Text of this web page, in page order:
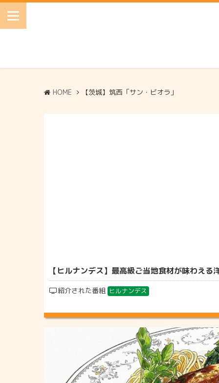
HOME 【茨城】筑西「サン・ビオラ」
【ヒルナンデス】最高級ご当地食材が味わえ
紹介された番組 ヒルナンデス